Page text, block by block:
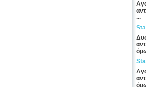
...